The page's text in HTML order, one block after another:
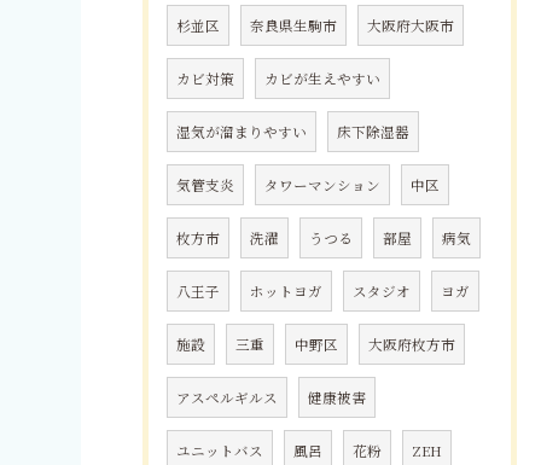
杉並区 奈良県生駒市 大阪府大阪市
カビ対策 カビが生えやすい
湿気が溜まりやすい 床下除湿器
気管支炎 タワーマンション 中区
枚方市 洗濯 うつる 部屋 病気
八王子 ホットヨガ スタジオ ヨガ
施設 三重 中野区 大阪府枚方市
アスペルギルス 健康被害
ユニットバス 風呂 花粉 ZEH